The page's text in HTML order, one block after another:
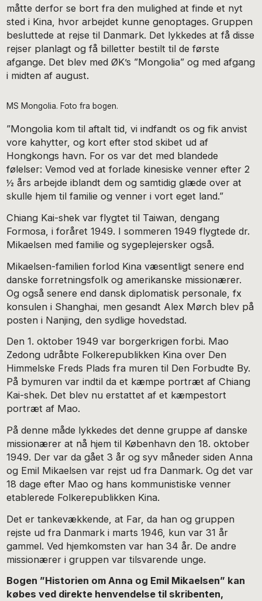
måtte derfor se bort fra den mulighed at finde et nyt
sted i Kina, hvor arbejdet kunne genoptages. Gruppen
besluttede at rejse til Danmark. Det lykkedes at få disse
rejser planlagt og få billetter bestilt til de første
afgange. Det blev med ØK’s ”Mongolia” og med afgang
i midten af august.
MS Mongolia. Foto fra bogen.
”Mongolia kom til aftalt tid, vi indfandt os og fik anvist
vore kahytter, og kort efter stod skibet ud af
Hongkongs havn. For os var det med blandede
følelser: Vemod ved at forlade kinesiske venner efter 2
½ års arbejde iblandt dem og samtidig glæde over at
skulle hjem til familie og venner i vort eget land.”
Chiang Kai-shek var flygtet til Taiwan, dengang
Formosa, i foråret 1949. I sommeren 1949 flygtede dr.
Mikaelsen med familie og sygeplejersker også.
Mikaelsen-familien forlod Kina væsentligt senere end
danske forretningsfolk og amerikanske missionærer.
Og også senere end dansk diplomatisk personale, fx
konsulen i Shanghai, men gesandt Alex Mørch blev på
posten i Nanjing, den sydlige hovedstad.
Den 1. oktober 1949 var borgerkrigen forbi. Mao
Zedong udråbte Folkerepublikken Kina over Den
Himmelske Freds Plads fra muren til Den Forbudte By.
På bymuren var indtil da et kæmpe portræt af Chiang
Kai-shek. Det blev nu erstattet af et kæmpestort
portræt af Mao.
På denne måde lykkedes det denne gruppe af danske
missionærer at nå hjem til København den 18. oktober
1949. Der var da gået 3 år og syv måneder siden Anna
og Emil Mikaelsen var rejst ud fra Danmark. Og det var
18 dage efter Mao og hans kommunistiske venner
etablerede Folkerepublikken Kina.
Det er tankevækkende, at Far, da han og gruppen
rejste ud fra Danmark i marts 1946, kun var 31 år
gammel. Ved hjemkomsten var han 34 år. De andre
missionærer i gruppen var tilsvarende unge.
Bogen ”Historien om Anna og Emil Mikaelsen” kan
købes ved direkte henvendelse til skribenten,